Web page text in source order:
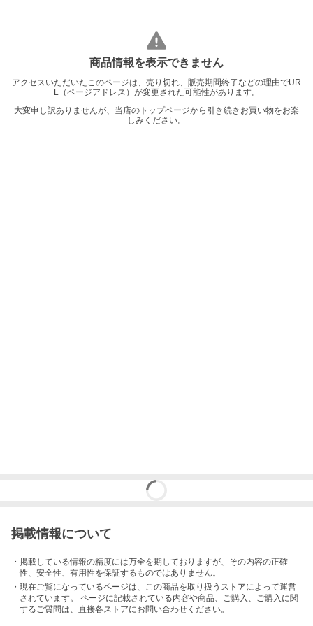
商品情報を表示できません
アクセスいただいたこのページは、売り切れ、販売期間終了などの理由でUR
L（ページアドレス）が変更された可能性があります。
大変申し訳ありませんが、当店のトップページから引き続きお買い物をお楽
しみください。
掲載情報について
・掲載している情報の精度には万全を期しておりますが、その内容の正確
性、安全性、有用性を保証するものではありません。
・現在ご覧になっているページは、この商品を取り扱うストアによって運営
されています。 ページに記載されている内容や商品、ご購入 、ご購入に関
するご質問は、直接各ストアにお問い合わせください。